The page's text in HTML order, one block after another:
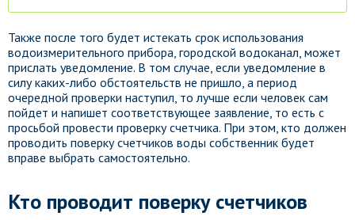
Также после того будет истекать срок использования
водоизмерительного прибора, городской водоканал, может
прислать уведомление. В том случае, если уведомление в
силу каких-либо обстоятельств не пришло, а период
очередной проверки наступил, то лучше если человек сам
пойдет и напишет соответствующее заявление, то есть с
просьбой провести проверку счетчика. При этом, кто должен
проводить поверку счетчиков воды собственник будет
вправе выбрать самостоятельно.
Кто проводит поверку счетчиков